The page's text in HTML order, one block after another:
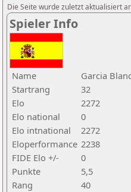
Die Seite wurde zuletzt aktualisiert
Spieler Info
Name
Garcia
Startrang
32
Elo
2272
Elo national
0
Elo intnational
2272
Eloperformance 2238
FIDE Elo +/-
0
Punkte
5,5
Rang
40